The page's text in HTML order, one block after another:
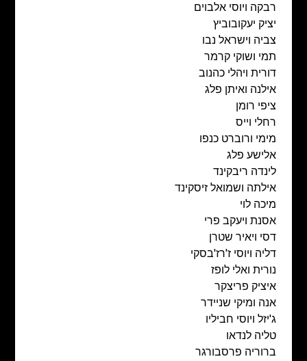
רבקה ויוסי אלבוים
יציק יעקובוביץ
צביה וישראל נבו
תמי ושוקי קרמר
דורית ויהלי כהנוב
אילנה ואיתן פלג
ציפי רומן
רחלי וייס
מימי ורוברט כנפו
אלישע פלג
לינדה ריבקינד
אילתה ושמואל זיסקינד
מיכה לוי
אסנת ויעקב פרי
דסי ויאיר שטרן
דליה ויוסי ז'רז'בסקי
נורית ואלי לופז
איציק פריצקר
אנה ומיקי שניידר
ג'יזל ויוסי חביליו
טליה לנדאו
ברוריה פרסבורגר